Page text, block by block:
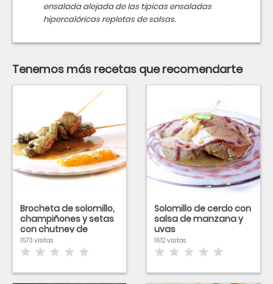
ensalada alejada de las típicas ensaladas
hipercalóricas repletas de salsas.
Tenemos más recetas que recomendarte
Brocheta de solomillo,
champiñones y setas
con chutney de
cebolla y piña
1573 visitas
Solomillo de cerdo con
salsa de manzana y
uvas
1612 visitas